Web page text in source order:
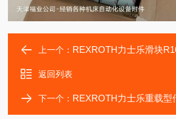
上一个： REXROTH力士乐滑块R162311422
返回列表
下一个： REXROTH力士乐重载型传动滑块55